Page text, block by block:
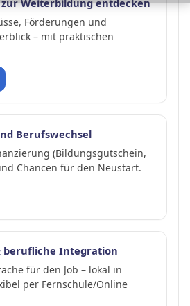
Förderungen und
– mit praktischen
Berufswechsel
(Bildungsgutschein,
Chancen für den Neustart.
berufliche Integration
für den Job – lokal in
per Fernschule/Online